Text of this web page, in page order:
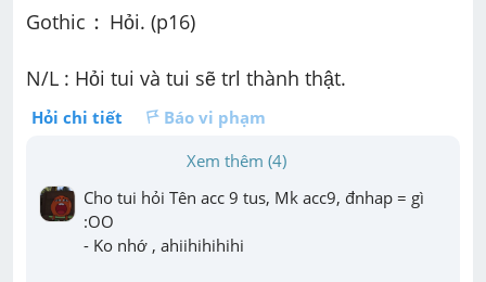
Gothic :
: Hỏi. (p16)
N/L : Hỏi tui và tui sẽ trl thành thật.
Hỏi chi tiết
Báo vi phạm
Xem thêm (4)
Cho tui hỏi Tên acc 9 tus, Mk acc9, đnhap = gì
:OO
- Ko nhớ , ahiihihihihi